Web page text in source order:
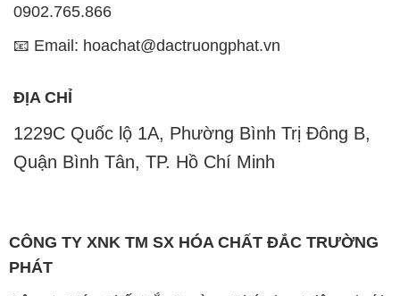
0902.765.866
📧 Email: hoachat@dactruongphat.vn
ĐỊA CHỈ
1229C Quốc lộ 1A, Phường Bình Trị Đông B,
Quận Bình Tân, TP. Hồ Chí Minh
CÔNG TY XNK TM SX HÓA CHẤT ĐẮC TRƯỜNG
PHÁT